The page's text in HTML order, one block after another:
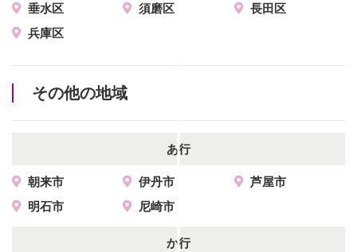
垂水区
須磨区
長田区
兵庫区
その他の地域
あ行
朝来市 伊丹市
芦屋市
明石市
尼崎市
か行